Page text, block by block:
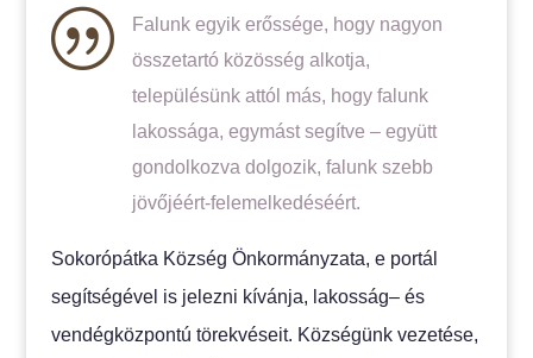
|
Falunk egyik erőssége, hogy nagyon
összetartó közösség alkotja,
településünk attól más, hogy falunk
lakossága, egymást segítve – együtt
gondolkozva dolgozik, falunk szebb
jövőjéért-felemelkedéséért.
Sokorópátka Község Önkormányzata, e portál
segítségével is jelezni kívánja, lakosság– és
vendégközpontú törekvéseit. Községünk vezetése,